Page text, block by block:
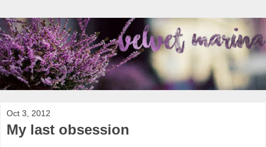
Oct 3, 2012
My last obsession